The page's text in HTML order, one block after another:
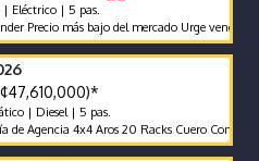
Eléctrico | 5 pas.
más bajo del mercado Urge vender
| Diesel | 5 pas.
4x4 Aros 20 Racks Cuero Compuerta